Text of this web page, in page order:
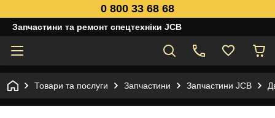
0 800 33 68 68
Запчастини та ремонт спецтехніки JCB
Товари та послуги Запчастини Запчастини JCB